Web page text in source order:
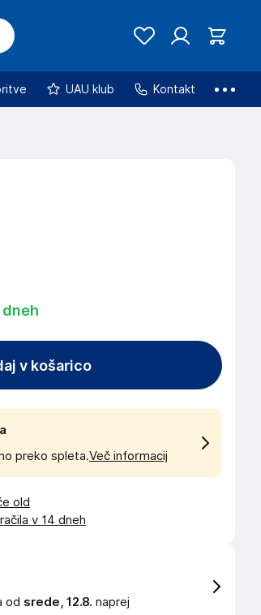
UAU klub Kontakt
v košarico
preko spleta.Več informacij
old
v 14 dneh
od srede, 12.8. naprej